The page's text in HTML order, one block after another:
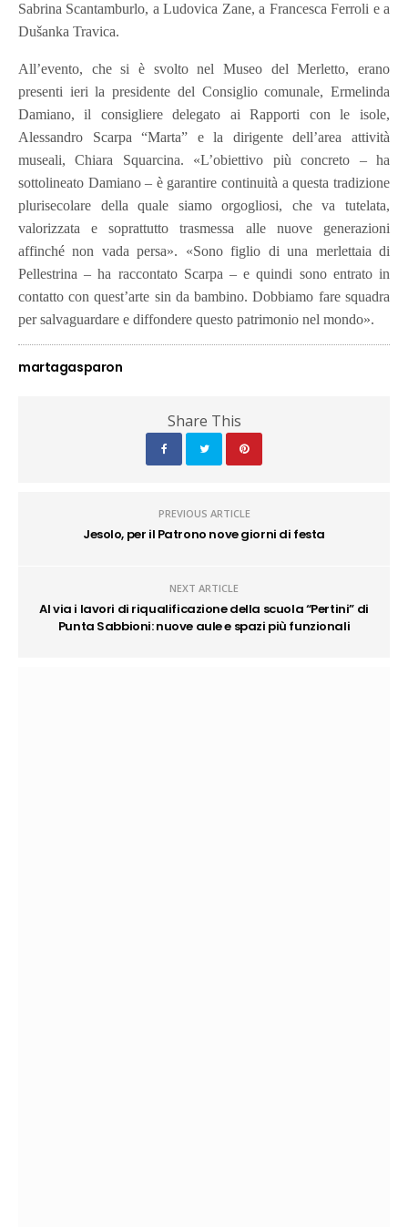
Sabrina Scantamburlo, a Ludovica Zane, a Francesca Ferroli e a
Dušanka Travica.
All’evento, che si è svolto nel Museo del Merletto, erano
presenti ieri la presidente del Consiglio comunale, Ermelinda
Damiano, il consigliere delegato ai Rapporti con le isole,
Alessandro Scarpa “Marta” e la dirigente dell’area attività
museali, Chiara Squarcina. «L’obiettivo più concreto – ha
sottolineato Damiano – è garantire continuità a questa tradizione
plurisecolare della quale siamo orgogliosi, che va tutelata,
valorizzata e soprattutto trasmessa alle nuove generazioni
affinché non vada persa». «Sono figlio di una merlettaia di
Pellestrina – ha raccontato Scarpa – e quindi sono entrato in
contatto con quest’arte sin da bambino. Dobbiamo fare squadra
per salvaguardare e diffondere questo patrimonio nel mondo».
martagasparon
Share This
PREVIOUS ARTICLE
Jesolo, per il Patrono nove giorni di festa
NEXT ARTICLE
Al via i lavori di riqualificazione della scuola “Pertini” di
Punta Sabbioni: nuove aule e spazi più funzionali